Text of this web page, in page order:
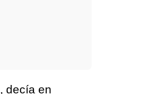
, decía en